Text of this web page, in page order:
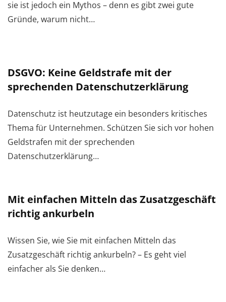
sie ist jedoch ein Mythos – denn es gibt zwei gute
Gründe, warum nicht…
DSGVO: Keine Geldstrafe mit der
sprechenden Datenschutzerklärung
Datenschutz ist heutzutage ein besonders kritisches
Thema für Unternehmen. Schützen Sie sich vor hohen
Geldstrafen mit der sprechenden
Datenschutzerklärung…
Mit einfachen Mitteln das Zusatzgeschäft
richtig ankurbeln
Wissen Sie, wie Sie mit einfachen Mitteln das
Zusatzgeschäft richtig ankurbeln? – Es geht viel
einfacher als Sie denken…